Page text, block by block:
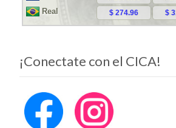
¡Conectate con el CICA!